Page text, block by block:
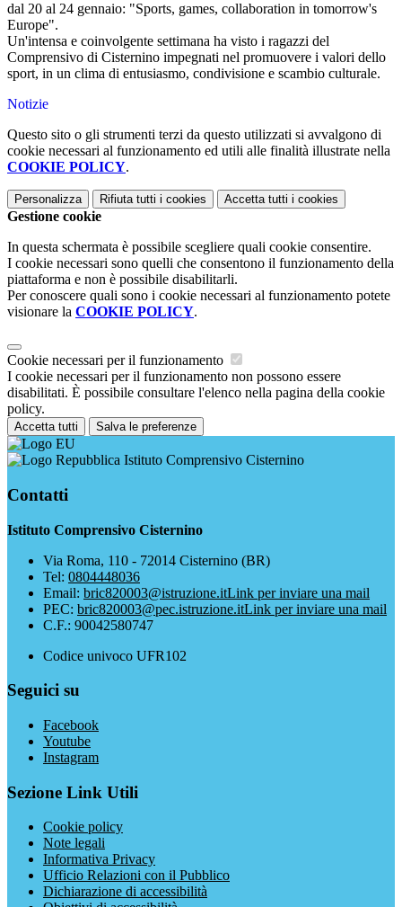
dal 20 al 24 gennaio: "Sports, games, collaboration in tomorrow's
Europe".
Un'intensa e coinvolgente settimana ha visto i ragazzi del
Comprensivo di Cisternino impegnati nel promuovere i valori dello
sport, in un clima di entusiasmo, condivisione e scambio culturale.
Notizie
Questo sito o gli strumenti terzi da questo utilizzati si avvalgono di
cookie necessari al funzionamento ed utili alle finalità illustrate nella
COOKIE POLICY.
Personalizza Rifiuta tutti i cookies Accetta tutti i cookies
Gestione cookie
In questa schermata è possibile scegliere quali cookie consentire.
I cookie necessari sono quelli che consentono il funzionamento della
piattaforma e non è possibile disabilitarli.
Per conoscere quali sono i cookie necessari al funzionamento potete
visionare la COOKIE POLICY.
Cookie necessari per il funzionamento
I cookie necessari per il funzionamento non possono essere
disabilitati. È possibile consultare l'elenco nella pagina della cookie
policy.
Accetta tutti Salva le preferenze
Istituto Comprensivo Cisternino
Contatti
Istituto Comprensivo Cisternino
Via Roma, 110 - 72014 Cisternino (BR)
Tel: 0804448036
Email: bric820003@istruzione.itLink per inviare una mail
PEC: bric820003@pec.istruzione.itLink per inviare una mail
C.F.: 90042580747
Codice univoco UFR102
Seguici su
Facebook
Youtube
Instagram
Sezione Link Utili
Cookie policy
Note legali
Informativa Privacy
Ufficio Relazioni con il Pubblico
Dichiarazione di accessibilità